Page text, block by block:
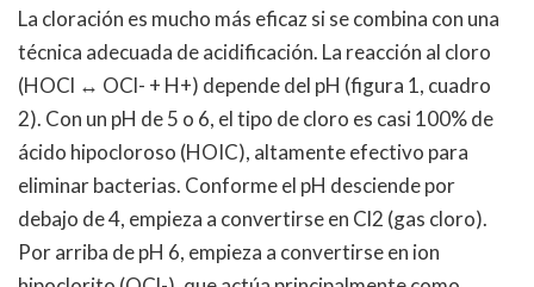
La cloración es mucho más eficaz si se combina con una
técnica adecuada de acidificación. La reacción al cloro
(HOCl ↔ OCl- + H+) depende del pH (figura 1, cuadro
2). Con un pH de 5 o 6, el tipo de cloro es casi 100% de
ácido hipocloroso (HOIC), altamente efectivo para
eliminar bacterias. Conforme el pH desciende por
debajo de 4, empieza a convertirse en Cl2 (gas cloro).
Por arriba de pH 6, empieza a convertirse en ion